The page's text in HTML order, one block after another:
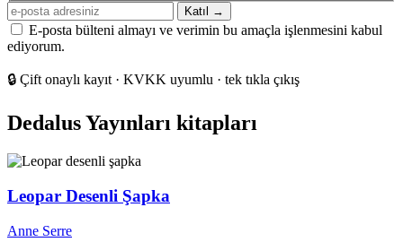
E-
posta
adresiniz
Katıl →
E-posta bülteni almayı ve verimin bu amaçla işlenmesini kabul
ediyorum.
🔒 Çift onaylı kayıt · KVKK uyumlu · tek tıkla çıkış
Dedalus Yayınları kitapları
Leopar Desenli Şapka
Anne Serre